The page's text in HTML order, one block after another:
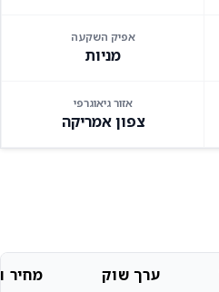
אפיק השקעה
מניות
אזור גיאוגרפי
צפון אמריקה
ערך שוק מחיר